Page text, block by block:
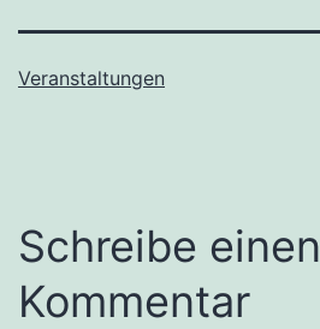
Veranstaltungen
Schreibe einen
Kommentar